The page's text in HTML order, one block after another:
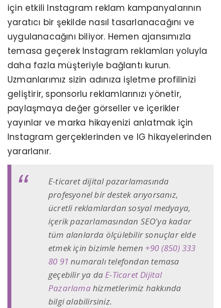
için etkili Instagram reklam kampanyalarının
yaratıcı bir şekilde nasıl tasarlanacağını ve
uygulanacağını biliyor. Hemen ajansımızla
temasa geçerek Instagram reklamları yoluyla
daha fazla müşteriyle bağlantı kurun.
Uzmanlarımız sizin adınıza işletme profilinizi
geliştirir, sponsorlu reklamlarınızı yönetir,
paylaşmaya değer görseller ve içerikler
yayınlar ve marka hikayenizi anlatmak için
Instagram gerçeklerinden ve IG hikayelerinden
yararlanır.
E-ticaret dijital pazarlamasında
profesyonel bir destek arıyorsanız,
ücretli reklamlardan sosyal medyaya,
içerik pazarlamasından SEO'ya kadar
tüm alanlarda ölçülebilir sonuçlar elde
etmek için bizimle hemen +90 (850) 333
80 91 numaralı telefondan temasa
geçebilir ya daE-Ticaret Dijital
Pazarlama hizmetlerimiz hakkında
bilgi alabilirsiniz.